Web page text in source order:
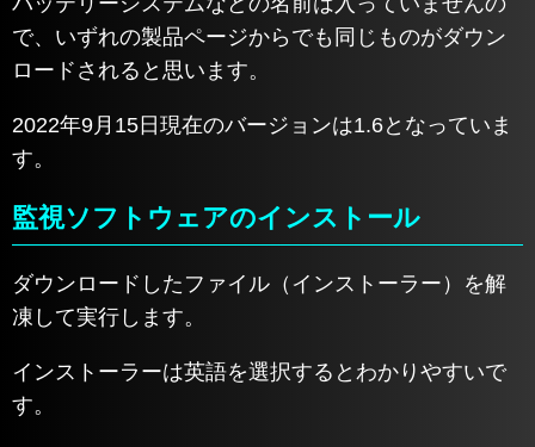
で、いずれの製品ページからでも同じものがダウン
ロードされると思います。
2022年9月15日現在のバージョンは1.6となっていま
す。
監視ソフトウェアのインストール
ダウンロードしたファイル（インストーラー）を解
凍して実行します。
インストーラーは英語を選択するとわかりやすいで
す。